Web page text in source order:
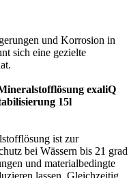
und Korrosion in
sich eine gezielte
exaliQ
15l
ist zur
bei Wässern bis 21 grad
und materialbedingte
lassen. Gleichzeitig